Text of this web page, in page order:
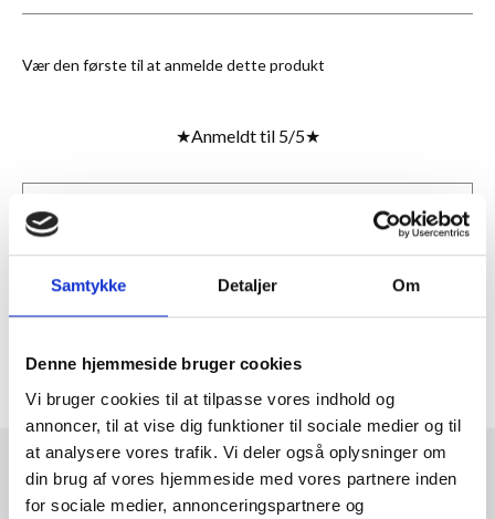
Samtykke Detaljer Om
Denne hjemmeside bruger cookies
Vi bruger cookies til at tilpasse vores indhold og
annoncer, til at vise dig funktioner til sociale medier og til
at analysere vores trafik. Vi deler også oplysninger om
din brug af vores hjemmeside med vores partnere inden
for sociale medier, annonceringspartnere og
Vær den første til at anmelde dette produkt
★Anmeldt til 5/5★
ANMELDT TIL 5/5★ FRI FRAGT 499,- INFO
MERE INFORMATION
ANMELDELSER
RAMMESHOPPEN.DK